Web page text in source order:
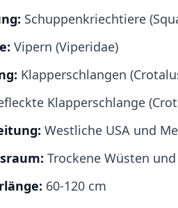
Schuppenkriechtiere
Vipern (Viperidae)
Klapperschlangen
Klapperschlange
Westliche USA und
Trockene Wüsten
60-120 cm